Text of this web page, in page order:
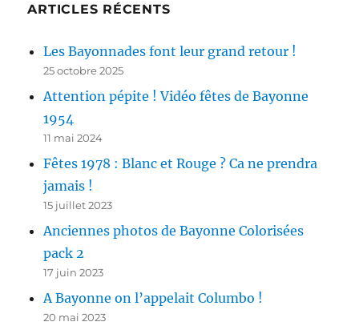
ARTICLES RÉCENTS
Les Bayonnades font leur grand retour !
25 octobre 2025
Attention pépite ! Vidéo fêtes de Bayonne
1954
11 mai 2024
Fêtes 1978 : Blanc et Rouge ? Ca ne prendra
jamais !
15 juillet 2023
Anciennes photos de Bayonne Colorisées
pack 2
17 juin 2023
A Bayonne on l’appelait Columbo !
20 mai 2023